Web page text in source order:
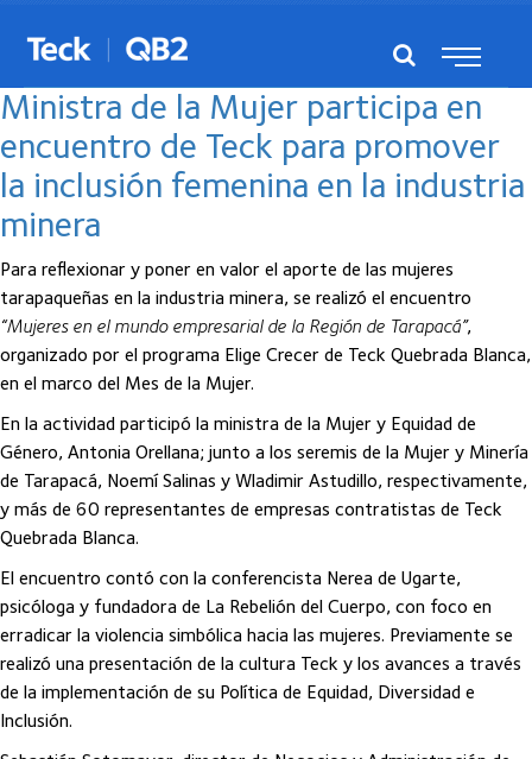
Posts del marzo, 2024
Ministra de la Mujer participa en
encuentro de Teck para promover
la inclusión femenina en la industria
minera
Para reflexionar y poner en valor el aporte de las mujeres
tarapaqueñas en la industria minera, se realizó el encuentro
“Mujeres en el mundo empresarial de la Región de Tarapacá”,
organizado por el programa Elige Crecer de Teck Quebrada Blanca,
en el marco del Mes de la Mujer.
En la actividad participó la ministra de la Mujer y Equidad de
Género, Antonia Orellana; junto a los seremis de la Mujer y Minería
de Tarapacá, Noemí Salinas y Wladimir Astudillo, respectivamente,
y más de 60 representantes de empresas contratistas de Teck
Quebrada Blanca.
El encuentro contó con la conferencista Nerea de Ugarte,
psicóloga y fundadora de La Rebelión del Cuerpo, con foco en
erradicar la violencia simbólica hacia las mujeres. Previamente se
realizó una presentación de la cultura Teck y los avances a través
de la implementación de su Política de Equidad, Diversidad e
Inclusión.